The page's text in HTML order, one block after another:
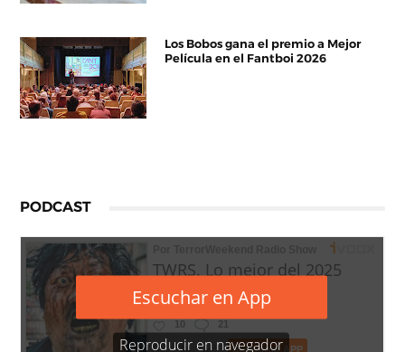
Los Bobos gana el premio a Mejor
Película en el Fantboi 2026
PODCAST